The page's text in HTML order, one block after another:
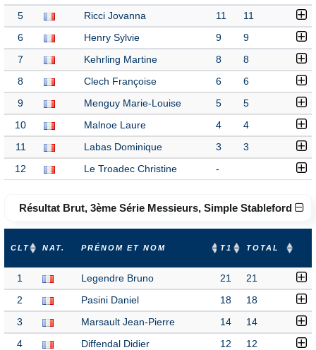
5 Ricci Jovanna 11 11
6 Henry Sylvie 9 9
7 Kehrling Martine 8 8
8 Clech Françoise 6 6
9 Menguy Marie-Louise 5 5
10 Malnoe Laure 4 4
11 Labas Dominique 3 3
12 Le Troadec Christine -
Résultat Brut, 3ème Série Messieurs, Simple Stableford
CLT NAT. PRÉNOM ET NOM T1 TOTAL
1 Legendre Bruno 21 21
2 Pasini Daniel 18 18
3 Marsault Jean-Pierre 14 14
4 Diffendal Didier 12 12